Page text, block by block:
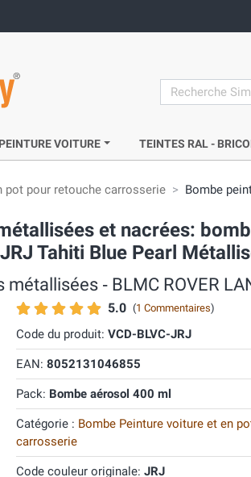
search
PEINTURE VOITURE TEINTES RAL -
pot pour retouche carrosserie Bombe
et nacrées:
Tahiti Blue Pearl
‐ BLMC ROVER
5.0 (1 Commentaires)
Code du produit: VCD-BLVC-JRJ
EAN: 8052131046855
Pack: Bombe aérosol 400 ml
Catégorie : Bombe Peinture voiture et en
carrosserie
Code couleur originale: JRJ